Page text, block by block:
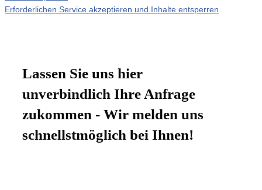
Erforderlichen Service akzeptieren und Inhalte entsperren
Lassen Sie uns hier
unverbindlich Ihre Anfrage
zukommen - Wir melden uns
schnellstmöglich bei Ihnen!